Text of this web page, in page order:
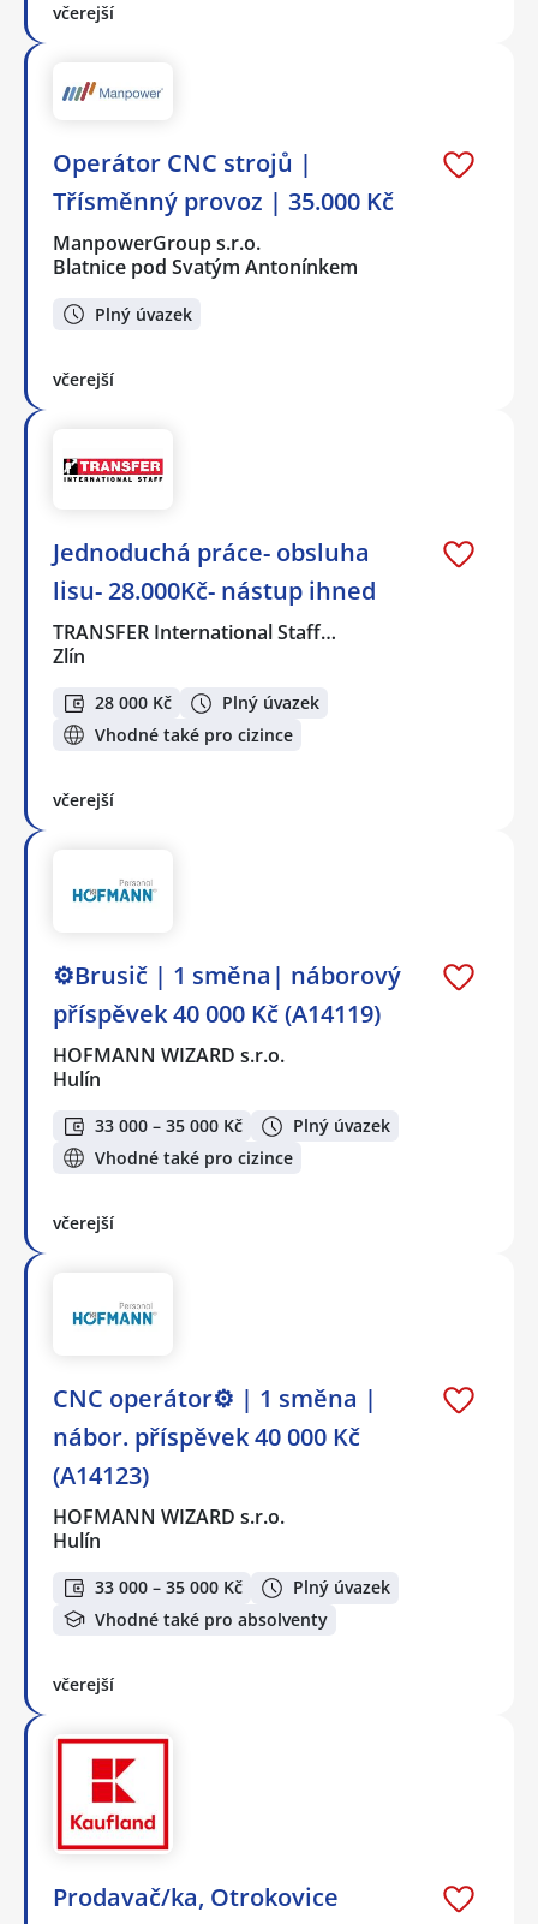
včerejší
Operátor CNC strojů |
Třísměnný provoz | 35.000 Kč
ManpowerGroup s.r.o.
Blatnice pod Svatým Antonínkem
Plný úvazek
včerejší
Jednoduchá práce- obsluha
lisu- 28.000Kč- nástup ihned
TRANSFER International Staff…
Zlín
28 000 Kč
Plný úvazek
Vhodné také pro cizince
včerejší
⚙️Brusič | 1 směna| náborový
příspěvek 40 000 Kč (A14119)
HOFMANN WIZARD s.r.o.
Hulín
33 000 – 35 000 Kč
Plný úvazek
Vhodné také pro cizince
včerejší
CNC operátor⚙️ | 1 směna |
nábor. příspěvek 40 000 Kč
(A14123)
HOFMANN WIZARD s.r.o.
Hulín
33 000 – 35 000 Kč
Plný úvazek
Vhodné také pro absolventy
včerejší
Prodavač/ka, Otrokovice